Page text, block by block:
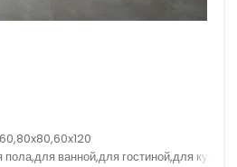
ванной,для гостиной,для кухни